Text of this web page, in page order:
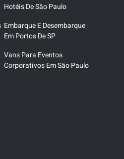
Hotéis De São Paulo
Embarque E Desembarque
Em Portos De SP
Vans Para Eventos
Corporativos Em São Paulo